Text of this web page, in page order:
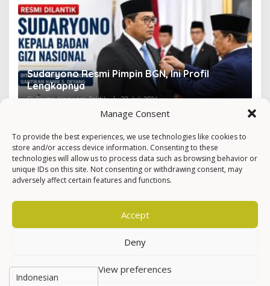
Manage Consent
To provide the best experiences, we use technologies like cookies to
store and/or access device information. Consenting to these
technologies will allow us to process data such as browsing behavior or
unique IDs on this site. Not consenting or withdrawing consent, may
adversely affect certain features and functions.
Accept
Deny
View preferences
Sudaryono Resmi Pimpin BGN, Ini Profil
Lengkapnya
Di Berita, Nasional, Politik | 22 Juli 2026 Di
Hak Cipta © Newkarma
Privacy Policy & Terms of Service
Indeks Berita